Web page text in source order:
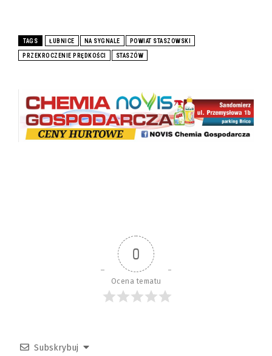
TAGS ŁUBNICE NA SYGNALE POWIAT STASZOWSKI
PRZEKROCZENIE PRĘDKOŚCI STASZÓW
0
Ocena tematu
Subskrybuj